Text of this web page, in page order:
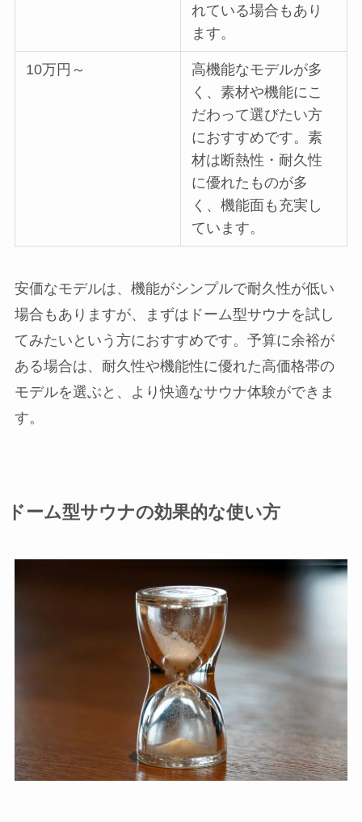
れている場合もあり
ます。
10万円～
高機能なモデルが多
く、素材や機能にこ
だわって選びたい方
におすすめです。素
材は断熱性・耐久性
に優れたものが多
く、機能面も充実し
ています。
安価なモデルは、機能がシンプルで耐久性が低い
場合もありますが、まずはドーム型サウナを試し
てみたいという方におすすめです。予算に余裕が
ある場合は、耐久性や機能性に優れた高価格帯の
モデルを選ぶと、より快適なサウナ体験ができま
す。
ドーム型サウナの効果的な使い方